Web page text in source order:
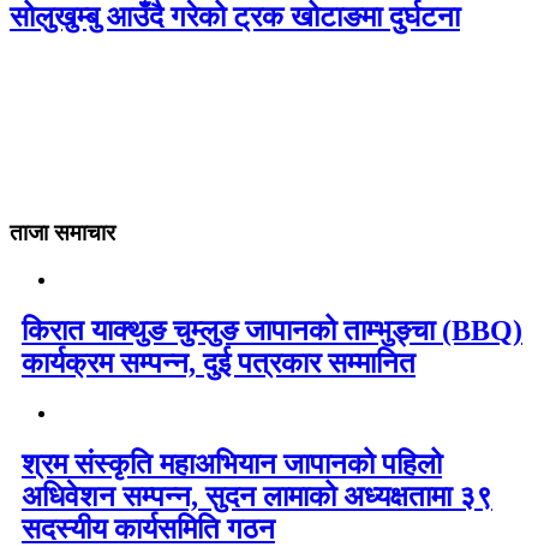
सोलुखुम्बु आउँदै गरेको ट्रक खोटाङमा दुर्घटना
ताजा समाचार
किरात याक्थुङ चुम्लुङ जापानको ताम्भुङ्चा (BBQ)
कार्यक्रम सम्पन्न, दुई पत्रकार सम्मानित
श्रम संस्कृति महाअभियान जापानको पहिलो
अधिवेशन सम्पन्न, सुदन लामाको अध्यक्षतामा ३९
सदस्यीय कार्यसमिति गठन